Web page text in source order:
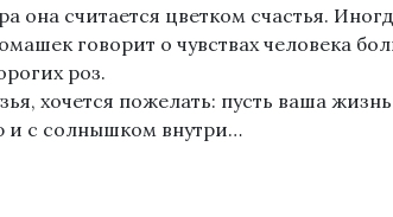
она считается цветком счастья.
говорит о чувствах человека
роз.
хочется пожелать: пусть ваша
и с солнышком внутри…